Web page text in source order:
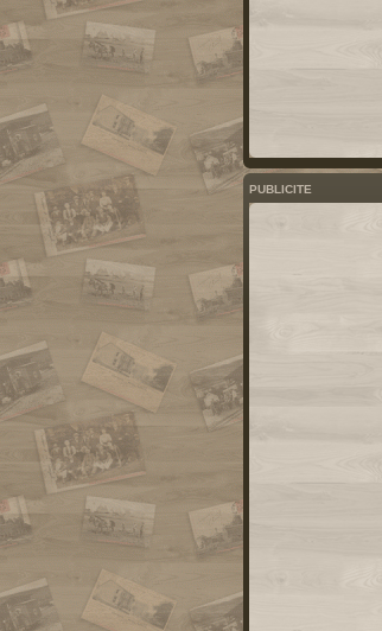
PUBLICITE